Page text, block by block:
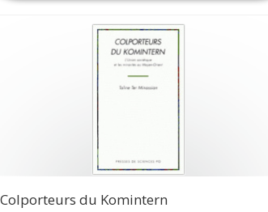
Colporteurs du Komintern